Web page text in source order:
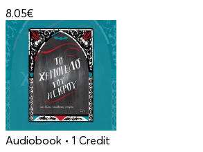
8.05€
Audiobook • 1 Credit